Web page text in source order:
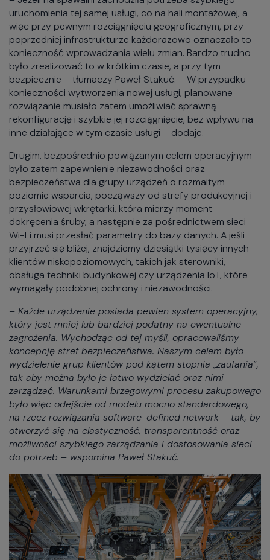
uruchomienia tej samej usługi, co na hali montażowej, a
więc przy pewnym rozciągnięciu geograficznym, przy
poprzedniej infrastrukturze każdorazowo oznaczało to
konieczność wprowadzania wielu zmian. Bardzo trudno
było zrealizować to w krótkim czasie, a przy tym
bezpiecznie – tłumaczy Paweł Stakuć. – W przypadku
konieczności wytworzenia nowej usługi, planowane
rozwiązanie musiało zatem umożliwiać sprawną
rekonfigurację i szybkie jej rozciągnięcie, bez wpływu na
inne działające w tym czasie usługi – dodaje.
Drugim, bezpośrednio powiązanym celem operacyjnym
było zatem zapewnienie niezawodności oraz
bezpieczeństwa dla grupy urządzeń o rozmaitym
poziomie wsparcia, począwszy od strefy produkcyjnej i
przysłowiowej wkrętarki, która mierzy moment
dokręcenia śruby, a następnie za pośrednictwem sieci
Wi-Fi musi przesłać parametry do bazy danych. A jeśli
przyjrzeć się bliżej, znajdziemy dziesiątki tysięcy innych
klientów niskopoziomowych, takich jak sterowniki,
obsługa techniki budynkowej czy urządzenia IoT, które
wymagały podobnej ochrony i niezawodności.
– Każde urządzenie posiada pewien system operacyjny,
który jest mniej lub bardziej podatny na ewentualne
zagrożenia. Wychodząc od tej myśli, opracowaliśmy
koncepcję stref bezpieczeństwa. Naszym celem było
wydzielenie grup klientów pod kątem stopnia „zaufania”,
tak aby można było je łatwo wydzielać oraz nimi
zarządzać. Warunkami brzegowymi procesu zakupowego
było więc odejście od modelu mocno standardowego,
na rzecz rozwiązania software-defined network – tak, by
otworzyć się na elastyczność, transparentność oraz
możliwości szybkiego zarządzania i dostosowania sieci
do potrzeb – wspomina Paweł Stakuć.